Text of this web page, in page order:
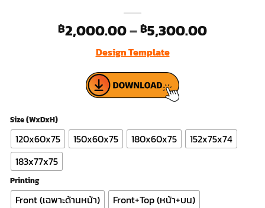
฿2,000.00–฿5,300.00Price
Design Template
Size (WxDxH)
120x60x75 150x60x75 180x60x75
152x75x74
183x77x75
Printing
Front (เฉพาะด้านหน้า)
Front+Top (หน้า+บน)